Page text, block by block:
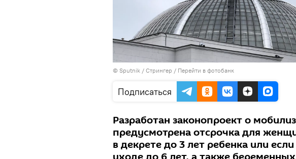
© Sputnik / Стрингер / Перейти в фотобанк
Подписаться
Разработан законопроект о
предусмотрена отсрочка для
в декрете до 3 лет ребенка или